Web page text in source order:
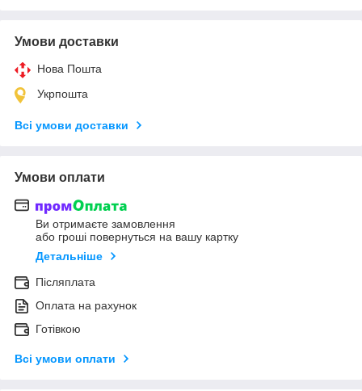
Умови доставки
Нова Пошта
Укрпошта
Всі умови доставки
Умови оплати
Ви отримаєте замовлення
або гроші повернуться на вашу картку
Детальніше
Післяплата
Оплата на рахунок
Готівкою
Всі умови оплати